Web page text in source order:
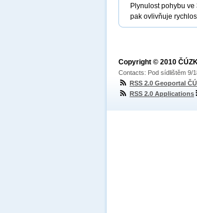
Plynulost pohybu
pak ovlivňuje
Copyright © 2010
Contacts: Pod sídlištěm 9/
RSS 2.0 Geoportal
RSS 2.0 Applications